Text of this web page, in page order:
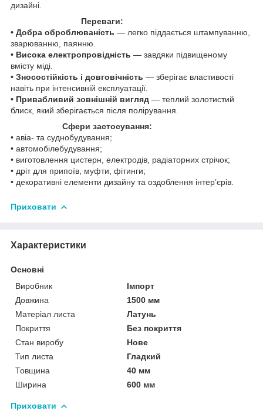
дизайні.
Переваги:
• Добра оброблюваність — легко піддається штампуванню,
зварюванню, паянню.
• Висока електропровідність — завдяки підвищеному
вмісту міді.
• Зносостійкість і довговічність — зберігає властивості
навіть при інтенсивній експлуатації.
• Привабливий зовнішній вигляд — теплий золотистий
блиск, який зберігається після полірування.
Сфери застосування:
• авіа- та суднобудування;
• автомобілебудування;
• виготовлення цистерн, електродів, радіаторних стрічок;
• дріт для припоїв, муфти, фітинги;
• декоративні елементи дизайну та оздоблення інтер’єрів.
Приховати
Характеристики
Основні
Виробник
Імпорт
Довжина
1500 мм
Матеріал листа
Латунь
Покриття
Без покриття
Стан виробу
Нове
Тип листа
Гладкий
Товщина
40 мм
Ширина
600 мм
Приховати